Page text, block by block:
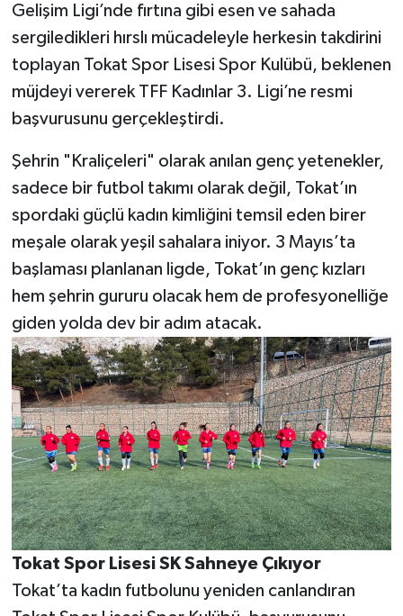
Gelişim Ligi’nde fırtına gibi esen ve sahada
sergiledikleri hırslı mücadeleyle herkesin takdirini
toplayan Tokat Spor Lisesi Spor Kulübü, beklenen
müjdeyi vererek TFF Kadınlar 3. Ligi’ne resmi
başvurusunu gerçekleştirdi.
Şehrin "Kraliçeleri" olarak anılan genç yetenekler,
sadece bir futbol takımı olarak değil, Tokat’ın
spordaki güçlü kadın kimliğini temsil eden birer
meşale olarak yeşil sahalara iniyor. 3 Mayıs’ta
başlaması planlanan ligde, Tokat’ın genç kızları
hem şehrin gururu olacak hem de profesyonelliğe
giden yolda dev bir adım atacak.
Tokat Spor Lisesi SK Sahneye Çıkıyor
Tokat’ta kadın futbolunu yeniden canlandıran